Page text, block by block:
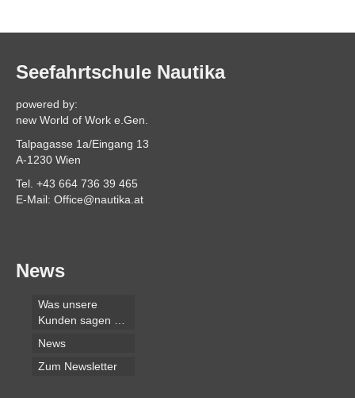
Seefahrtschule Nautika
powered by:
new World of Work e.Gen.
Talpagasse 1a/Eingang 13
A-1230 Wien
Tel. +43 664 736 39 465
E-Mail: Office@nautika.at
News
Was unsere
Kunden sagen …
News
Zum Newsletter